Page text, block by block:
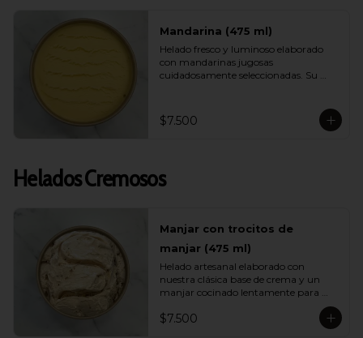
Mandarina (475 ml)
Helado fresco y luminoso elaborado
con mandarinas jugosas
cuidadosamente seleccionadas. Su
vibrante ideal para quienes buscan
opciones frutales y livianas.
$7.500
Helados Cremosos
Manjar con trocitos de
manjar (475 ml)
Helado artesanal elaborado con
nuestra clásica base de crema y un
manjar cocinado lentamente para
abundantes trocitos de manjar que
aportan textura y un dulzor profundo
$7.500